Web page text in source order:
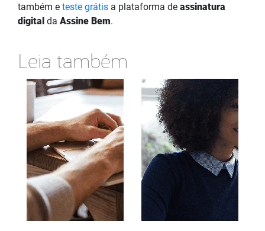
também e teste grátis a plataforma de assinatura
digital da Assine Bem.
Leia também